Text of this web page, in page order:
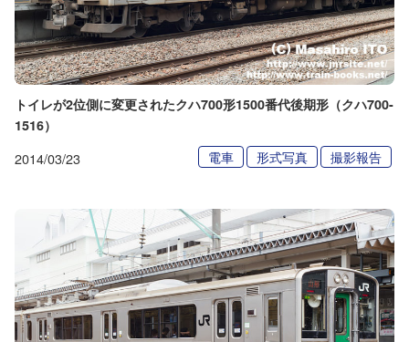
トイレが2位側に変更されたクハ700形1500番代後期形（クハ700-
1516）
2014/03/23 電車 形式写真 撮影報告